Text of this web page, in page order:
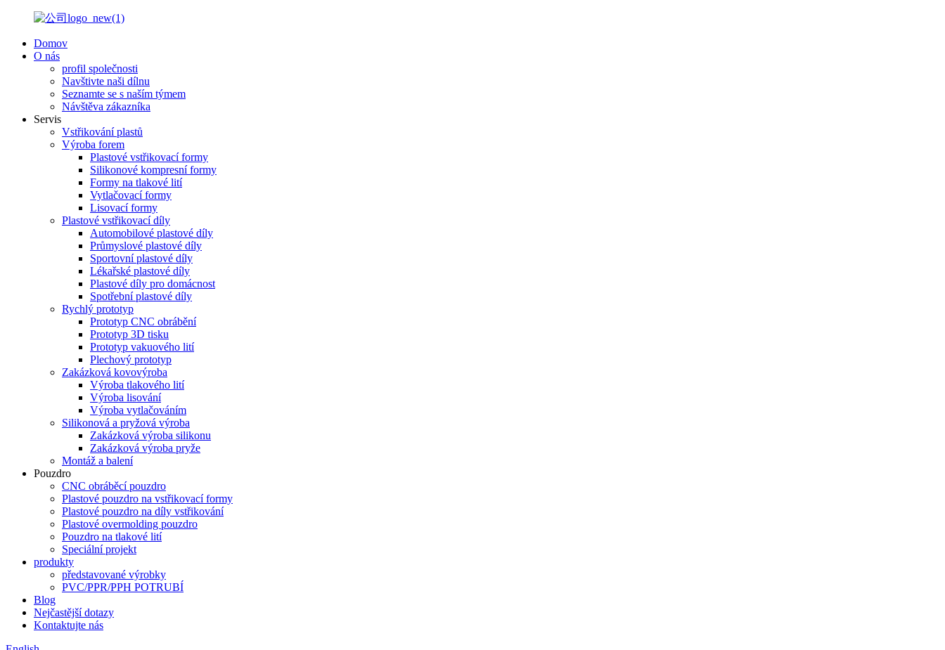
Domov
O nás
profil společnosti
Navštivte naši dílnu
Seznamte se s naším týmem
Návštěva zákazníka
Servis
Vstřikování plastů
Výroba forem
Plastové vstřikovací formy
Silikonové kompresní formy
Formy na tlakové lití
Vytlačovací formy
Lisovací formy
Plastové vstřikovací díly
Automobilové plastové díly
Průmyslové plastové díly
Sportovní plastové díly
Lékařské plastové díly
Plastové díly pro domácnost
Spotřební plastové díly
Rychlý prototyp
Prototyp CNC obrábění
Prototyp 3D tisku
Prototyp vakuového lití
Plechový prototyp
Zakázková kovovýroba
Výroba tlakového lití
Výroba lisování
Výroba vytlačováním
Silikonová a pryžová výroba
Zakázková výroba silikonu
Zakázková výroba pryže
Montáž a balení
Pouzdro
CNC obráběcí pouzdro
Plastové pouzdro na vstřikovací formy
Plastové pouzdro na díly vstřikování
Plastové overmolding pouzdro
Pouzdro na tlakové lití
Speciální projekt
produkty
představované výrobky
PVC/PPR/PPH POTRUBÍ
Blog
Nejčastější dotazy
Kontaktujte nás